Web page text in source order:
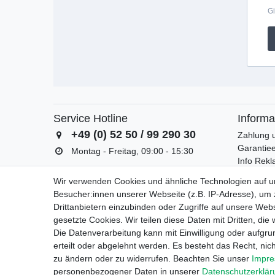
Service Hotline
+49 (0) 52 50 / 99 290 30
Montag - Freitag, 09:00 - 15:30
Zahlung
Info
Wir verwenden Cookies und ähnliche Technologien auf
Besucher:innen unserer Webseite (z.B. IP-Adresse),
Drittanbietern einzubinden oder Zugriffe auf unsere
gesetzte Cookies. Wir teilen diese Daten mit Dritten, die
Die Datenverarbeitung kann mit Einwilligung oder
erteilt oder abgelehnt werden. Es besteht das Recht,
zu ändern oder zu widerrufen. Beachten Sie unser
personenbezogener Daten in unserer